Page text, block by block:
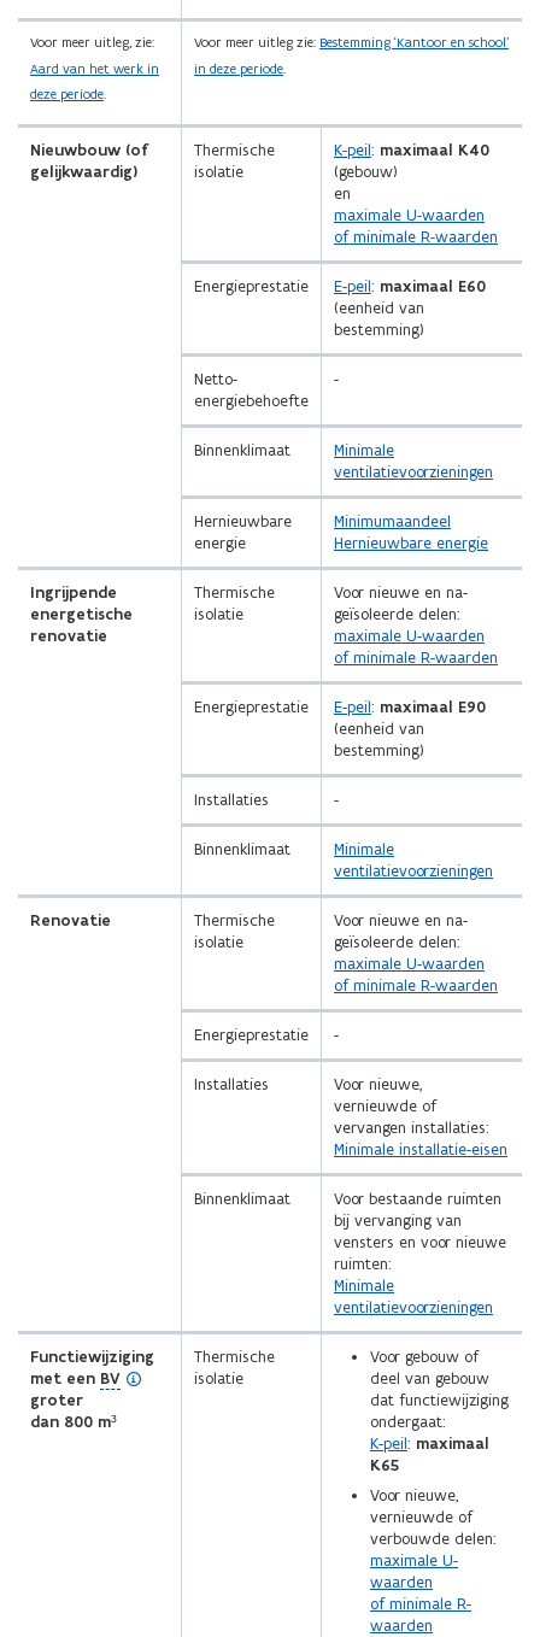
Voor meer uitleg, zie:
Aard van het werk in
deze periode.
Voor meer uitleg zie: Bestemming ‘Kantoor en school’
in deze periode
Nieuwbouw (of
gelijkwaardig)
Thermische
isolatie
K-peil: maximaal K40
(gebouw)
en
maximale U-waarden
of minimale R-waarden
Energieprestatie E-peil: maximaal E60
(eenheid van
bestemming)
Netto-
energiebehoefte
-
Binnenklimaat
Minimale
ventilatievoorzieningen
Hernieuwbare
energie
Minimumaandeel
Hernieuwbare energie
Ingrijpende
energetische
renovatie
Thermische
isolatie
Voor nieuwe en na-
geïsoleerde delen:
maximale U-waarden
of minimale R-waarden
Energieprestatie E-peil: maximaal E90
(eenheid van
bestemming)
Installaties -
Binnenklimaat
Minimale
ventilatievoorzieningen
Renovatie
Thermische
isolatie
Voor nieuwe en na-
geïsoleerde delen:
maximale U-waarden
of minimale R-waarden
Energieprestatie -
Installaties
Voor nieuwe,
vernieuwde of
vervangen installaties:
Minimale installatie-eisen
Binnenklimaat
Voor bestaande ruimten
bij vervanging van
vensters en voor nieuwe
ruimten:
Minimale
ventilatievoorzieningen
Functiewijziging
met een BV
(
p
groter
dan 800 m³
Thermische
isolatie
Voor gebouw of
deel van gebouw
dat functiewijziging
ondergaat:
K-peil: maximaal
K65
Voor nieuwe,
vernieuwde of
verbouwde delen:
maximale U-
waarden
of minimale R-
waarden